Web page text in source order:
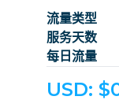
柬埔寨
哥斯达黎加
流量类型
服务天数
每日流量
USD: $